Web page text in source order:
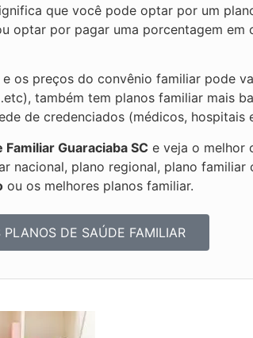
que você pode optar por um
optar por pagar uma porcentagem em
os preços do convênio familiar pode
também tem planos familiar mais
de credenciados (médicos, hospitais
Familiar Guaraciaba SC e veja o melhor
nacional, plano regional, plano familiar
ou os melhores planos familiar.
PLANOS DE SAÚDE FAMILIAR